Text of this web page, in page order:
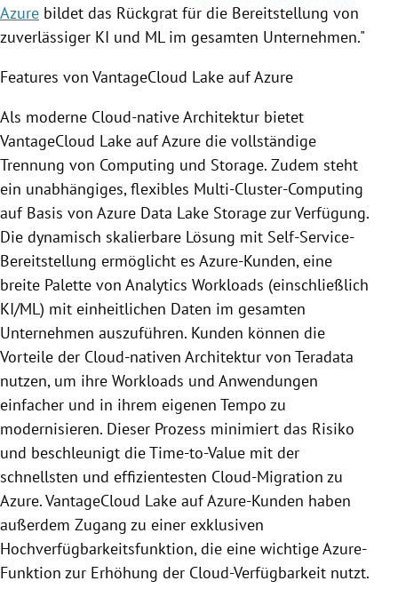
Azure bildet das Rückgrat für die Bereitstellung von
zuverlässiger KI und ML im gesamten Unternehmen."
Features von VantageCloud Lake auf Azure
Als moderne Cloud-native Architektur bietet
VantageCloud Lake auf Azure die vollständige
Trennung von Computing und Storage. Zudem steht
ein unabhängiges, flexibles Multi-Cluster-Computing
auf Basis von Azure Data Lake Storage zur Verfügung.
Die dynamisch skalierbare Lösung mit Self-Service-
Bereitstellung ermöglicht es Azure-Kunden, eine
breite Palette von Analytics Workloads (einschließlich
KI/ML) mit einheitlichen Daten im gesamten
Unternehmen auszuführen. Kunden können die
Vorteile der Cloud-nativen Architektur von Teradata
nutzen, um ihre Workloads und Anwendungen
einfacher und in ihrem eigenen Tempo zu
modernisieren. Dieser Prozess minimiert das Risiko
und beschleunigt die Time-to-Value mit der
schnellsten und effizientesten Cloud-Migration zu
Azure. VantageCloud Lake auf Azure-Kunden haben
außerdem Zugang zu einer exklusiven
Hochverfügbarkeitsfunktion, die eine wichtige Azure-
Funktion zur Erhöhung der Cloud-Verfügbarkeit nutzt.